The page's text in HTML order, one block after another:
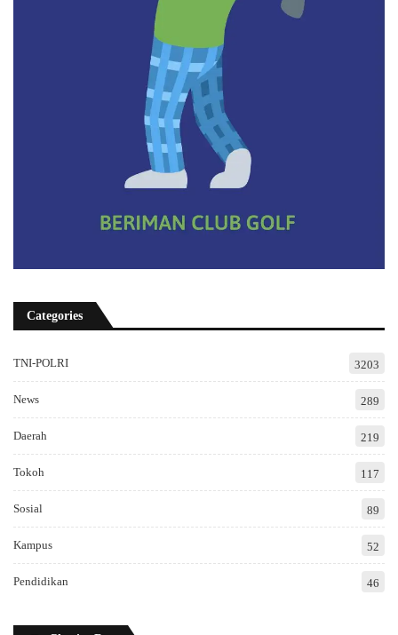
Categories
TNI-POLRI 3203
News 289
Daerah 219
Tokoh 117
Sosial 89
Kampus 52
Pendidikan 46